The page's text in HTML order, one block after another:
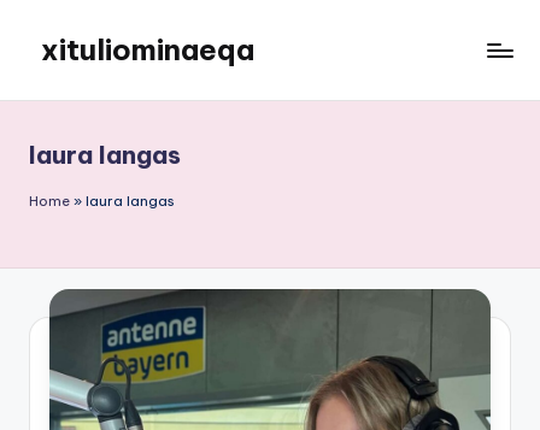
content
xituliominaeqa
laura langas
Home » laura langas